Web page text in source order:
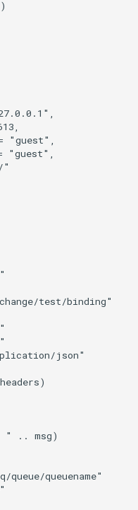
"guest",
"guest",
"
test/binding"
json"
" .. msg)
queuename"